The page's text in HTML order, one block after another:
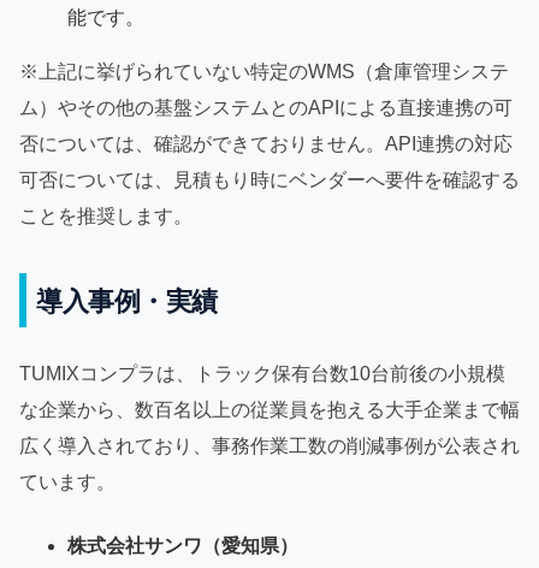
能です。
※上記に挙げられていない特定のWMS（倉庫管理システ
ム）やその他の基盤システムとのAPIによる直接連携の可
否については、確認ができておりません。API連携の対応
可否については、見積もり時にベンダーへ要件を確認する
ことを推奨します。
導入事例・実績
TUMIXコンプラは、トラック保有台数10台前後の小規模
な企業から、数百名以上の従業員を抱える大手企業まで幅
広く導入されており、事務作業工数の削減事例が公表され
ています。
株式会社サンワ（愛知県）